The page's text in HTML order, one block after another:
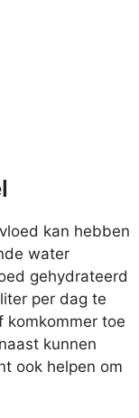
kan hebben
water
gehydrateerd
per dag te
komkommer toe
kunnen
ook helpen om